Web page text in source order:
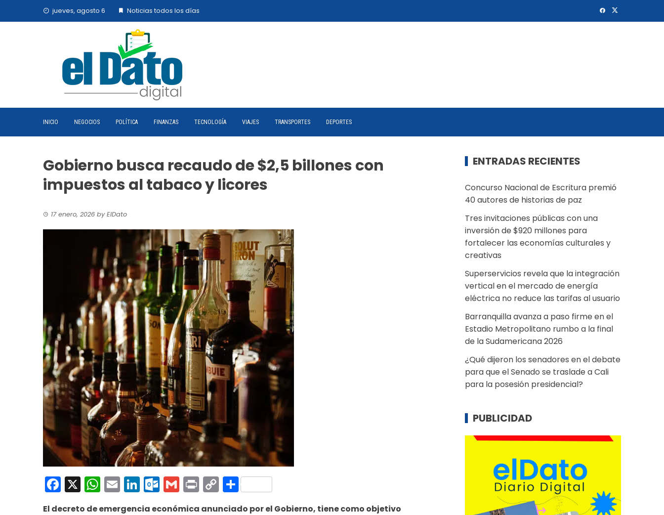
jueves, agosto 6 Noticias todos los días
INICIO NEGOCIOS POLÍTICA FINANZAS TECNOLOGÍA VIAJES TRANSPORTES DEPORTES
Gobierno busca recaudo de $2,5 billones con
impuestos al tabaco y licores
17 enero, 2026 byElDato
Facebook
X WhatsApp
EmailLinkedIn
Outlook.com
Gmail
PrintCopy
Link
Compartir
El decreto de emergencia económica anunciado por el Gobierno, tiene como objetivo
ENTRADAS RECIENTES
Concurso Nacional de Escritura premió
40 autores de historias de paz
Tres invitaciones públicas con una
inversión de $920 millones para
fortalecer las economías culturales y
creativas
Superservicios revela que la integración
vertical en el mercado de energía
eléctrica no reduce las tarifas al usuario
Barranquilla avanza a paso firme en el
Estadio Metropolitano rumbo a la final
de la Sudamericana 2026
¿Qué dijeron los senadores en el debate
para que el Senado se traslade a Cali
para la posesión presidencial?
PUBLICIDAD